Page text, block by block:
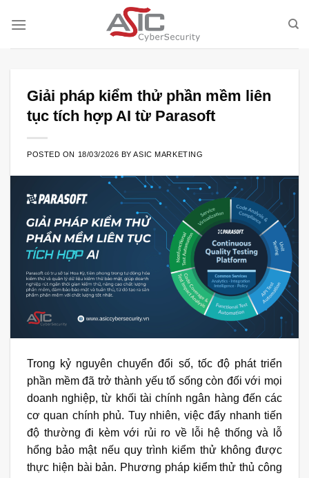
Giải pháp kiểm thử phần mềm liên
tục tích hợp AI từ Parasoft
POSTED ON 18/03/2026 BYASIC MARKETING
Trong kỷ nguyên chuyển đổi số, tốc độ phát triển
phần mềm đã trở thành yếu tố sống còn đối với mọi
doanh nghiệp, từ khối tài chính ngân hàng đến các
cơ quan chính phủ. Tuy nhiên, việc đẩy nhanh tiến
độ thường đi kèm với rủi ro về lỗi hệ thống và lỗ
hổng bảo mật nếu quy trình kiểm thử không được
thực hiện bài bản. Phương pháp kiểm thử thủ công